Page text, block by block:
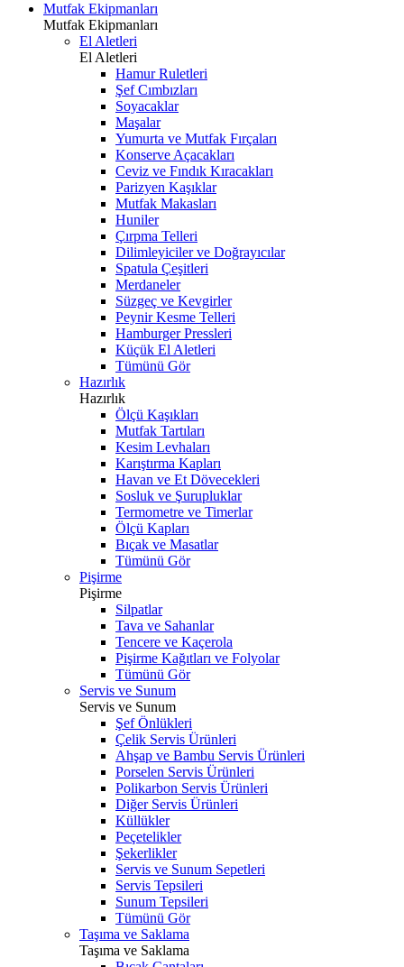
Mutfak Ekipmanları
Mutfak Ekipmanları
El Aletleri
El Aletleri
Hamur Ruletleri
Şef Cımbızları
Soyacaklar
Maşalar
Yumurta ve Mutfak Fırçaları
Konserve Açacakları
Ceviz ve Fındık Kıracakları
Parizyen Kaşıklar
Mutfak Makasları
Huniler
Çırpma Telleri
Dilimleyiciler ve Doğrayıcılar
Spatula Çeşitleri
Merdaneler
Süzgeç ve Kevgirler
Peynir Kesme Telleri
Hamburger Pressleri
Küçük El Aletleri
Tümünü Gör
Hazırlık
Hazırlık
Ölçü Kaşıkları
Mutfak Tartıları
Kesim Levhaları
Karıştırma Kapları
Havan ve Et Dövecekleri
Sosluk ve Şurupluklar
Termometre ve Timerlar
Ölçü Kapları
Bıçak ve Masatlar
Tümünü Gör
Pişirme
Pişirme
Silpatlar
Tava ve Sahanlar
Tencere ve Kaçerola
Pişirme Kağıtları ve Folyolar
Tümünü Gör
Servis ve Sunum
Servis ve Sunum
Şef Önlükleri
Çelik Servis Ürünleri
Ahşap ve Bambu Servis Ürünleri
Porselen Servis Ürünleri
Polikarbon Servis Ürünleri
Diğer Servis Ürünleri
Küllükler
Peçetelikler
Şekerlikler
Servis ve Sunum Sepetleri
Servis Tepsileri
Sunum Tepsileri
Tümünü Gör
Taşıma ve Saklama
Taşıma ve Saklama